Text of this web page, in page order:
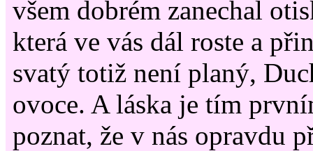
všem dobrém zanechal
která ve vás dál roste a
svatý totiž není planý,
ovoce. A láska je tím
poznat, že v nás opravdu